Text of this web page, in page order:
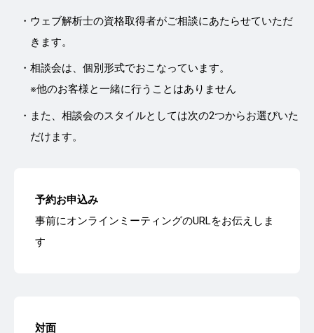
ウェブ解析士の資格取得者がご相談にあたらせていただ
きます。
相談会は、個別形式でおこなっています。
※他のお客様と一緒に行うことはありません
また、相談会のスタイルとしては次の2つからお選びいた
だけます。
予約お申込み
事前にオンラインミーティングのURLをお伝えしま
す
対面